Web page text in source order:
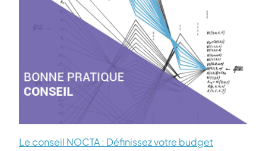
Le conseil NOCTA : Définissez votre budget